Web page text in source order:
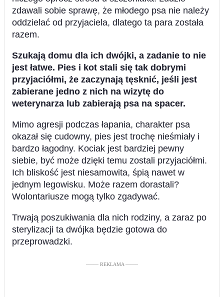
zdawali sobie sprawę, że młodego psa nie należy
oddzielać od przyjaciela, dlatego ta para została
razem.
Szukają domu dla ich dwójki, a zadanie to nie
jest łatwe. Pies i kot stali się tak dobrymi
przyjaciółmi, że zaczynają tęsknić, jeśli jest
zabierane jedno z nich na wizytę do
weterynarza lub zabierają psa na spacer.
Mimo agresji podczas łapania, charakter psa
okazał się cudowny, pies jest trochę nieśmiały i
bardzo łagodny. Kociak jest bardziej pewny
siebie, być może dzięki temu zostali przyjaciółmi.
Ich bliskość jest niesamowita, śpią nawet w
jednym legowisku. Może razem dorastali?
Wolontariusze mogą tylko zgadywać.
Trwają poszukiwania dla nich rodziny, a zaraz po
sterylizacji ta dwójka będzie gotowa do
przeprowadzki.
––––– REKLAMA –––––